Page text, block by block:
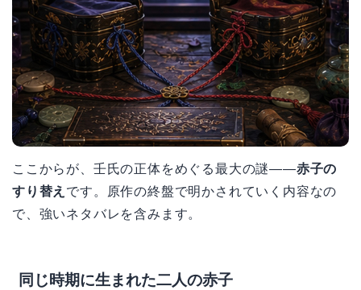
ここからが、壬氏の正体をめぐる最大の謎——赤子の
すり替え です。原作の終盤で明かされていく内容なの
で、強いネタバレを含みます。
同じ時期に生まれた二人の赤子